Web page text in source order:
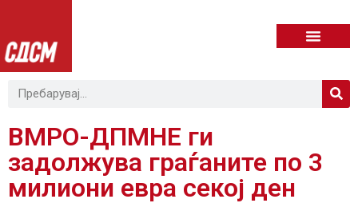
ВМРО-ДПМНЕ ги
задолжува граѓаните по 3
милиони евра секој ден